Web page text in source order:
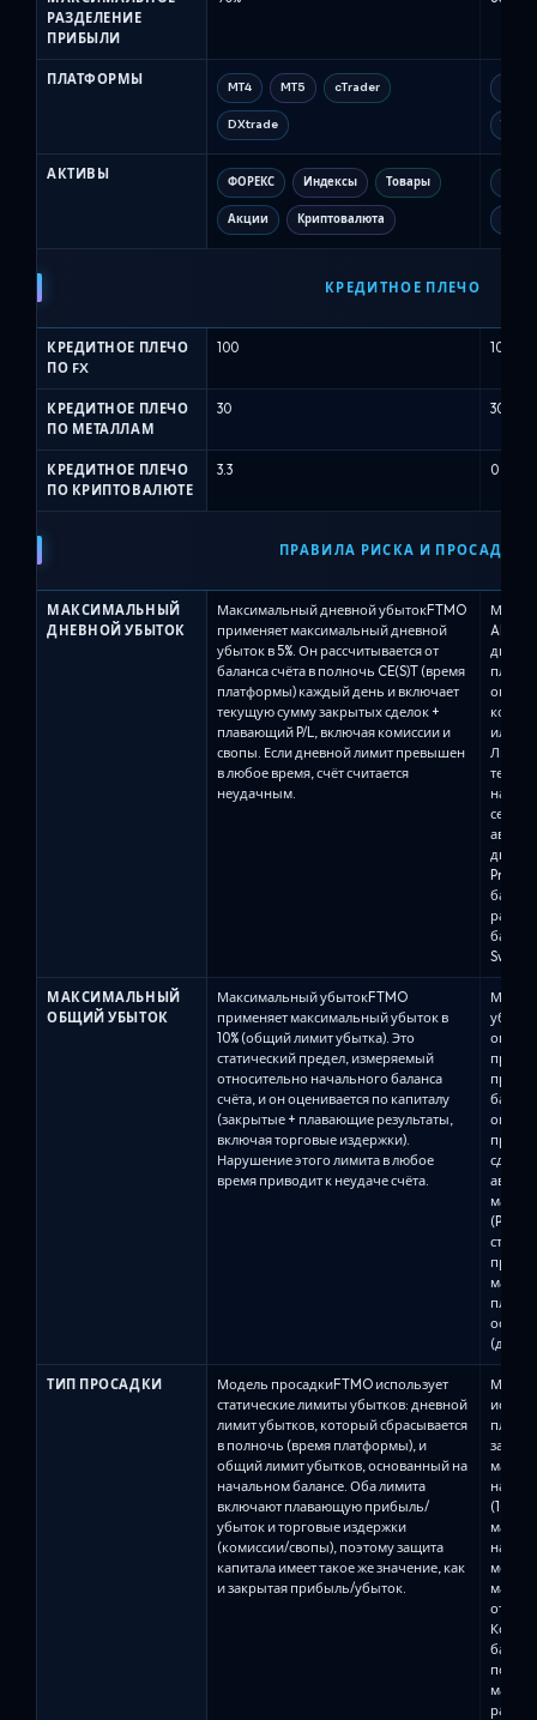
РАЗДЕЛЕНИЕ
ПРИБЫЛИ
ПЛАТФОРМЫ MT4 MT5 cTrader
DXtrade
АКТИВЫ ФОРЕКС Индексы Товары
Акции Криптовалюта
КРЕДИТНОЕ ПЛЕЧО
КРЕДИТНОЕ ПЛЕЧО
ПО FX
100 100
КРЕДИТНОЕ ПЛЕЧО
ПО МЕТАЛЛАМ
30 30
КРЕДИТНОЕ ПЛЕЧО
ПО КРИПТОВАЛЮТЕ
3.3 0
ПРАВИЛА РИСКА И ПРОСАДКИ
МАКСИМАЛЬНЫЙ
ДНЕВНОЙ УБЫТОК
Максимальный дневной убытокFTMO
применяет максимальный дневной
убыток в 5%. Он рассчитывается от
баланса счёта в полночь CE(S)T (время
платформы) каждый день и включает
текущую сумму закрытых сделок +
плавающий P/L, включая комиссии и
свопы. Если дневной лимит превышен
в любое время, счёт считается
неудачным.
Alpha
плана,
или
Лимит
Pro
Swing:
МАКСИМАЛЬНЫЙ
ОБЩИЙ УБЫТОК
Максимальный убытокFTMO
применяет максимальный убыток в
10% (общий лимит убытка). Это
статический предел, измеряемый
относительно начального баланса
счёта, и он оценивается по капиталу
(закрытые + плавающие результаты,
включая торговые издержки).
Нарушение этого лимита в любое
время приводит к неудаче счёта.
(Pro8) /
ТИП ПРОСАДКИ
Модель просадкиFTMO использует
статические лимиты убытков: дневной
лимит убытков, который сбрасывается
в полночь (время платформы), и
общий лимит убытков, основанный на
начальном балансе. Оба лимита
включают плавающую прибыль/
убыток и торговые издержки
(комиссии/свопы), поэтому защита
капитала имеет такое же значение, как
и закрытая прибыль/убыток.
на
(10%)
мере
Когда